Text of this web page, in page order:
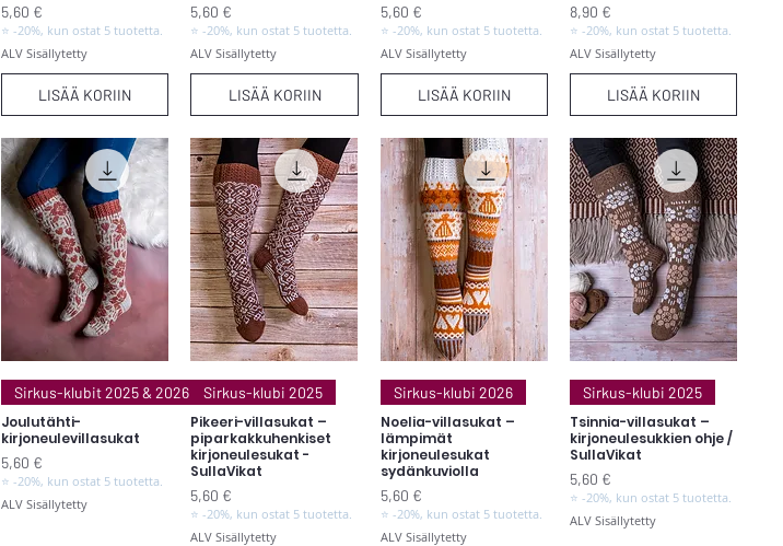
Hinta
5,60 €
⭐ -20%, kun ostat 5 tuotetta.
ALV Sisällytetty
LISÄÄ KORIIN
Hinta
5,60 €
⭐ -20%, kun ostat 5 tuotetta.
ALV Sisällytetty
LISÄÄ KORIIN
Hinta
5,60 €
⭐ -20%, kun ostat 5 tuotetta.
ALV Sisällytetty
LISÄÄ KORIIN
Hinta
8,90 €
⭐ -20%, kun ostat 5 tuotetta.
ALV Sisällytetty
LISÄÄ KORIIN
Pikakatselu
Sirkus-klubit 2025 & 2026
Joulutähti-
kirjoneulevillasukat
Hinta
5,60 €
⭐ -20%, kun ostat 5 tuotetta.
ALV Sisällytetty
Pikakatselu
Sirkus-klubi 2025
Pikeeri-villasukat –
piparkakkuhenkiset
kirjoneulesukat -
SullaVikat
Hinta
5,60 €
⭐ -20%, kun ostat 5 tuotetta.
ALV Sisällytetty
Pikakatselu
Sirkus-klubi 2026
Noelia-villasukat –
lämpimät
kirjoneulesukat
sydänkuviolla
Hinta
5,60 €
⭐ -20%, kun ostat 5 tuotetta.
ALV Sisällytetty
Pikakatselu
Sirkus-klubi 2025
Tsinnia-villasukat –
kirjoneulesukkien ohje /
SullaVikat
Hinta
5,60 €
⭐ -20%, kun ostat 5 tuotetta.
ALV Sisällytetty